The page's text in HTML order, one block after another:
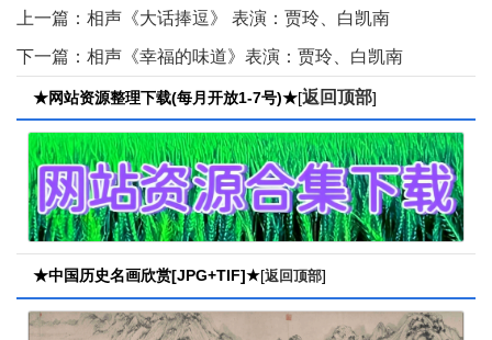
上一篇： 相声《大话捧逗》 表演：贾玲、白凯南
下一篇： 相声《幸福的味道》表演：贾玲、白凯南
★网站资源整理下载(每月开放1-7号)★[返回顶部]
★中国历史名画欣赏[JPG+TIF]★[返回顶部]